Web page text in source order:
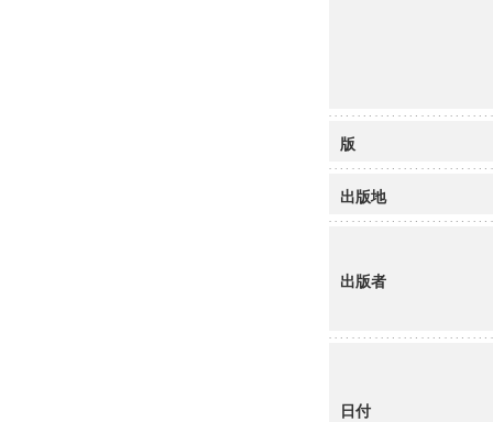
慶應義塾大学グローバルCOEプログラム市民社会ガバナ
博士課程教育リーディングプログラム「超成熟社会発展
版
出版地
出版者
日付